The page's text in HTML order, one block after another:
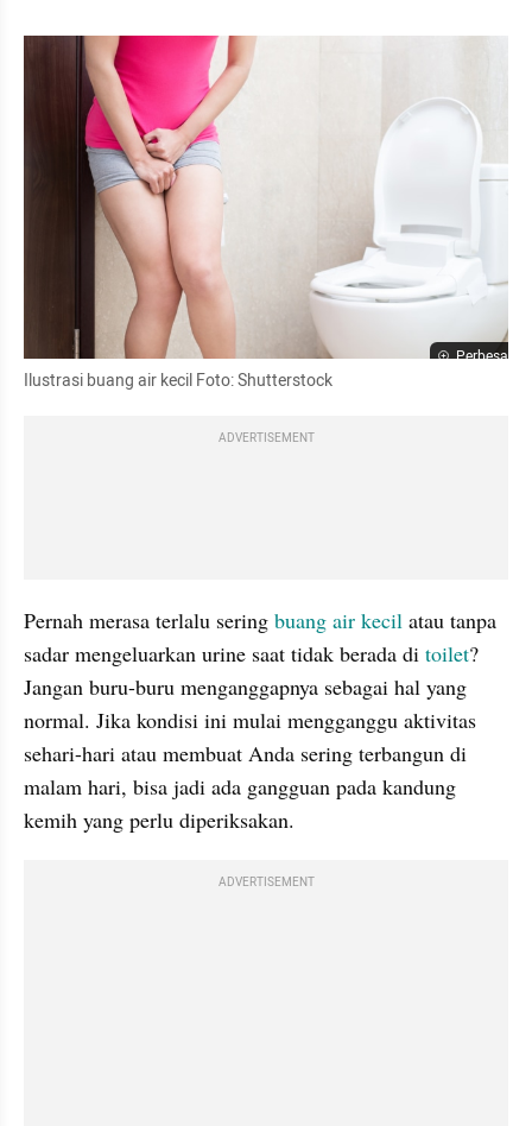
Perbesar
Ilustrasi buang air kecil Foto: Shutterstock
ADVERTISEMENT
Pernah merasa terlalu sering buang air kecil atau tanpa
sadar mengeluarkan urine saat tidak berada di toilet?
Jangan buru-buru menganggapnya sebagai hal yang
normal. Jika kondisi ini mulai mengganggu aktivitas
sehari-hari atau membuat Anda sering terbangun di
malam hari, bisa jadi ada gangguan pada kandung
kemih yang perlu diperiksakan.
ADVERTISEMENT